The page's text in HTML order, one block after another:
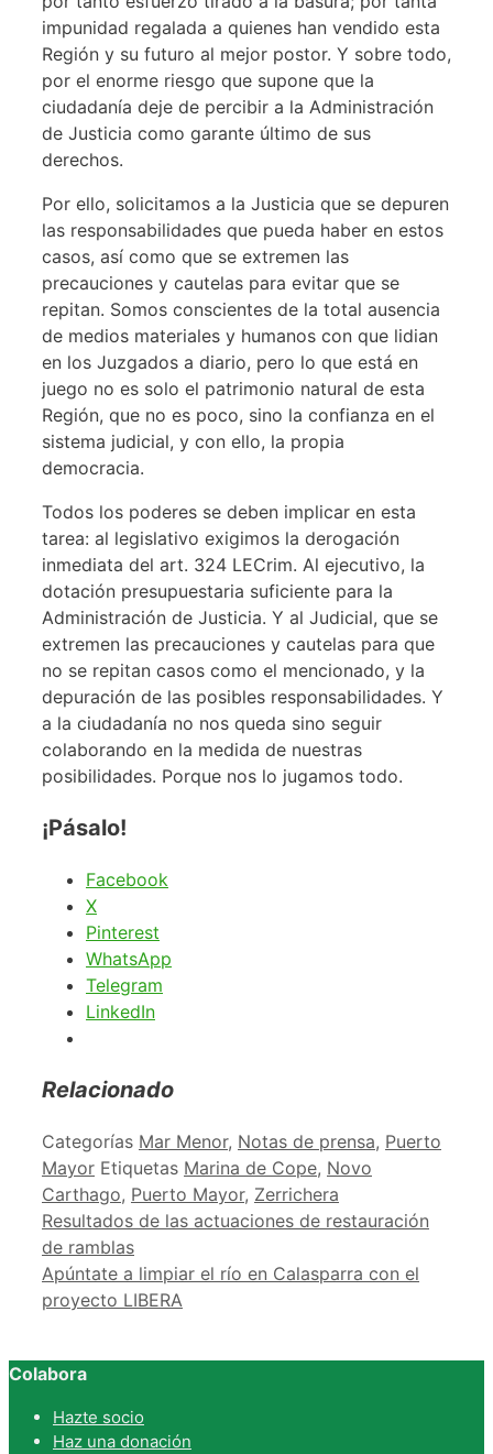
impunidad regalada a quienes han vendido esta
Región y su futuro al mejor postor. Y sobre todo,
por el enorme riesgo que supone que la
ciudadanía deje de percibir a la Administración
de Justicia como garante último de sus
derechos.
Por ello, solicitamos a la Justicia que se depuren
las responsabilidades que pueda haber en estos
casos, así como que se extremen las
precauciones y cautelas para evitar que se
repitan. Somos conscientes de la total ausencia
de medios materiales y humanos con que lidian
en los Juzgados a diario, pero lo que está en
juego no es solo el patrimonio natural de esta
Región, que no es poco, sino la confianza en el
sistema judicial, y con ello, la propia
democracia.
Todos los poderes se deben implicar en esta
tarea: al legislativo exigimos la derogación
inmediata del art. 324 LECrim. Al ejecutivo, la
dotación presupuestaria suficiente para la
Administración de Justicia. Y al Judicial, que se
extremen las precauciones y cautelas para que
no se repitan casos como el mencionado, y la
depuración de las posibles responsabilidades. Y
a la ciudadanía no nos queda sino seguir
colaborando en la medida de nuestras
posibilidades. Porque nos lo jugamos todo.
¡Pásalo!
Facebook
X
Pinterest
WhatsApp
Telegram
LinkedIn
Relacionado
Categorías Mar Menor, Notas de prensa, Puerto
Mayor Etiquetas Marina de Cope, Novo
Carthago, Puerto Mayor, Zerrichera
Resultados de las actuaciones de restauración
de ramblas
Apúntate a limpiar el río en Calasparra con el
proyecto LIBERA
Colabora
Hazte socio
Haz una donación